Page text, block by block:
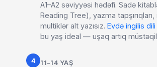
A1–A2 səviyyəsi hədəfi. Sadə
Reading Tree), yazma
multiklər alt yazısız. Evdə ingilis
bu yaş ideal — uşaq artıq
4 11–14 YAŞ